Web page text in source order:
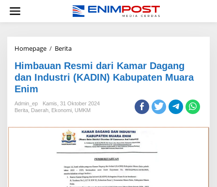
konten
Homepage / BeritaHimbauan
dari
Kamar
Dagang
Industri
(KADIN)
Muara
Enim
Himbauan Resmi dari Kamar Dagang
dan Industri (KADIN) Kabupaten Muara
Enim
Admin_ep
Kamis, 31 Oktober 2024
Berita Daerah Ekonomi UMKM